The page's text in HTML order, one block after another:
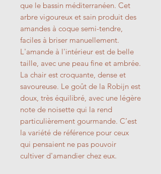
que le bassin méditerranéen. Cet
arbre vigoureux et sain produit des
amandes à coque semi-tendre,
faciles à briser manuellement.
L'amande à l'intérieur est de belle
taille, avec une peau fine et ambrée.
La chair est croquante, dense et
savoureuse. Le goût de la Robijn est
doux, très équilibré, avec une légère
note de noisette qui la rend
particulièrement gourmande. C’est
la variété de référence pour ceux
qui pensaient ne pas pouvoir
cultiver d'amandier chez eux.